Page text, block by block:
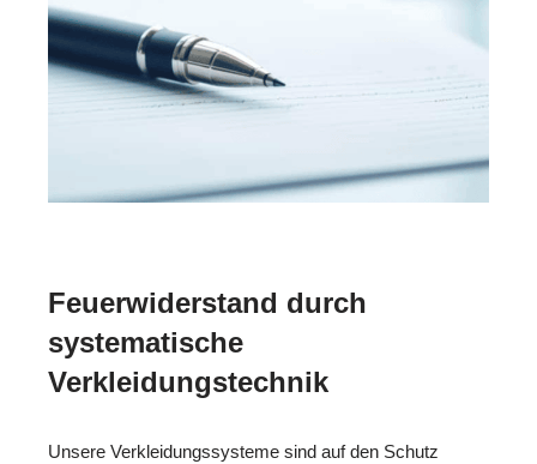
Feuerwiderstand durch
systematische
Verkleidungstechnik
Unsere Verkleidungssysteme sind auf den Schutz